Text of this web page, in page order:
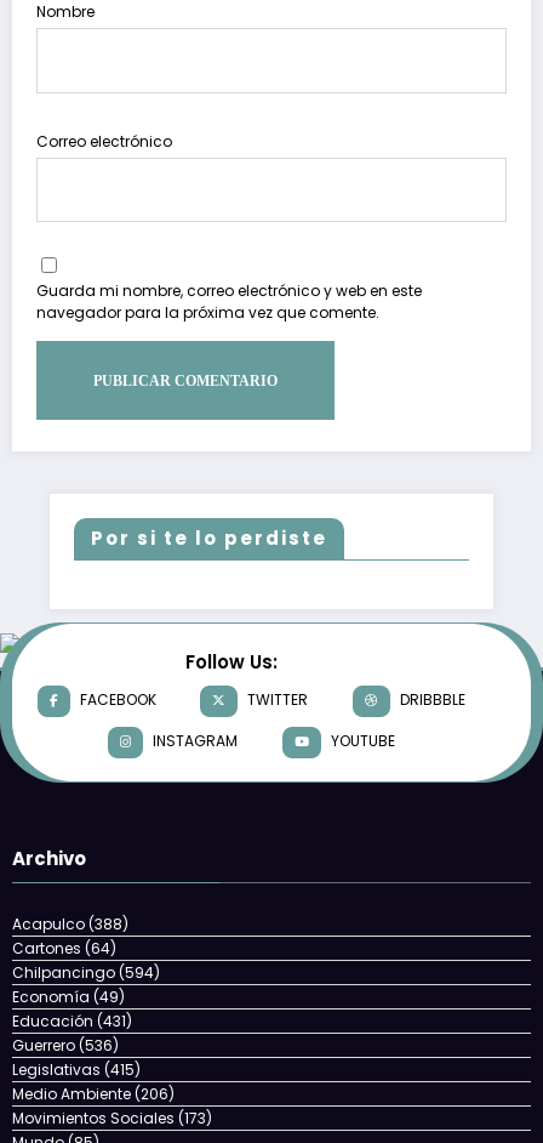
Nombre
Correo electrónico
Guarda mi nombre, correo electrónico y web en este
navegador para la próxima vez que comente.
Por si te lo perdiste
Follow Us:
FACEBOOK TWITTER
DRIBBBLE
INSTAGRAM
YOUTUBE
Archivo
Acapulco(388)
Cartones (64)
Chilpancingo(594)
Economía (49)
Educación (431)
Guerrero(536)
Legislativas (415)
Medio Ambiente(206)
Movimientos Sociales (173)